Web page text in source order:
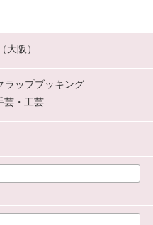
大阪）
ラップブッキング
芸・工芸